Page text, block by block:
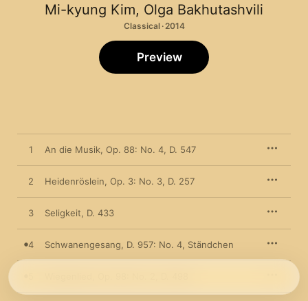
Mi-kyung Kim, Olga Bakhutashvili
Classical · 2014
Preview
1 An die Musik, Op. 88: No. 4, D. 547
2 Heidenröslein, Op. 3: No. 3, D. 257
3 Seligkeit, D. 433
4 Schwanengesang, D. 957: No. 4, Ständchen